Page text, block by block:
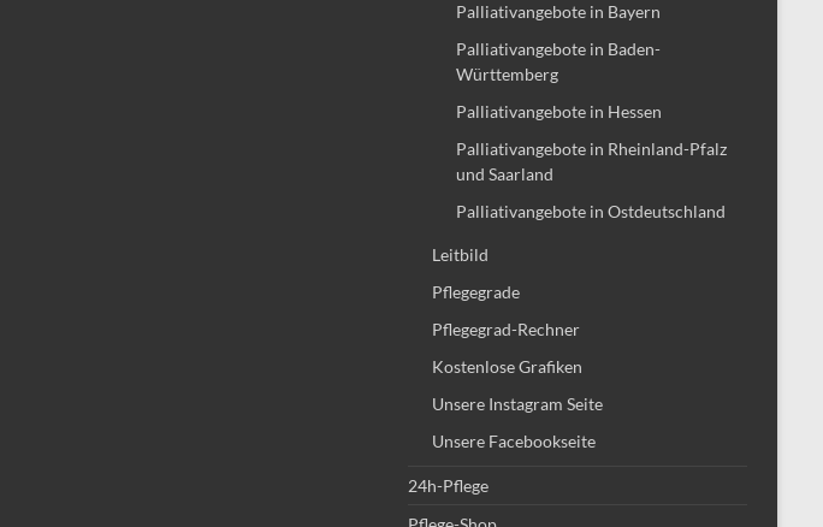
Palliativangebote in Bayern
Palliativangebote in Baden-
Württemberg
Palliativangebote in Hessen
Palliativangebote in Rheinland-Pfalz
und Saarland
Palliativangebote in Ostdeutschland
Leitbild
Pflegegrade
Pflegegrad-Rechner
Kostenlose Grafiken
Unsere Instagram Seite
Unsere Facebookseite
24h-Pflege